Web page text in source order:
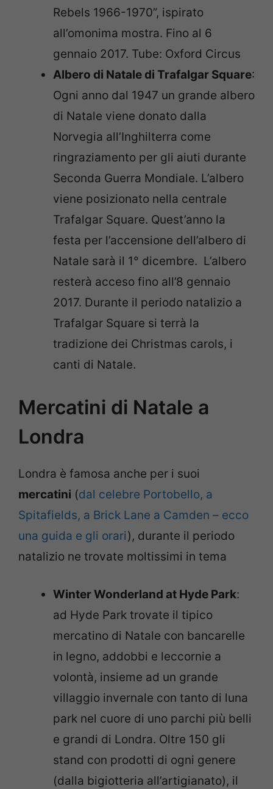
Rebels 1966-1970”, ispirato
all’omonima mostra. Fino al 6
gennaio 2017. Tube: Oxford Circus
Albero di Natale di Trafalgar Square:
Ogni anno dal 1947 un grande albero
di Natale viene donato dalla
Norvegia all’Inghilterra come
ringraziamento per gli aiuti durante
Seconda Guerra Mondiale. L’albero
viene posizionato nella centrale
Trafalgar Square. Quest’anno la
festa per l’accensione dell’albero di
Natale sarà il 1° dicembre. L’albero
resterà acceso fino all’8 gennaio
2017. Durante il periodo natalizio a
Trafalgar Square si terrà la
tradizione dei Christmas carols, i
canti di Natale.
Mercatini di Natale a
Londra
Londra è famosa anche per i suoi
mercatini (dal celebre Portobello, a
Spitafields, a Brick Lane a Camden – ecco
una guida e gli orari), durante il periodo
natalizio ne trovate moltissimi in tema
Winter Wonderland at Hyde Park:
ad Hyde Park trovate il tipico
mercatino di Natale con bancarelle
in legno, addobbi e leccornie a
volontà, insieme ad un grande
villaggio invernale con tanto di luna
park nel cuore di uno parchi più belli
e grandi di Londra. Oltre 150 gli
stand con prodotti di ogni genere
(dalla bigiotteria all’artigianato), il